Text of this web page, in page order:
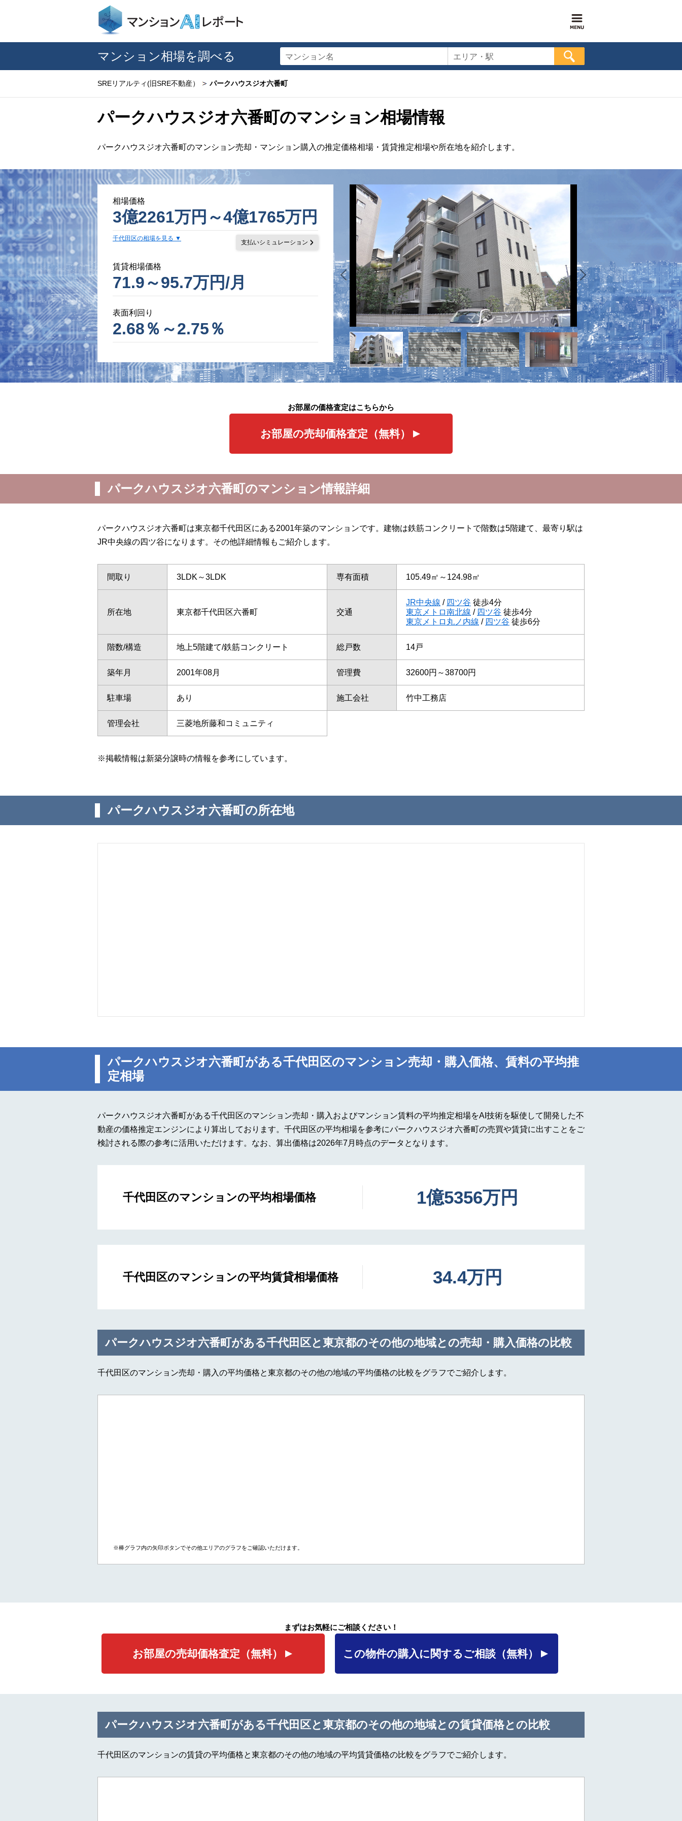
マンション相場を調べる マンション名 エリア・駅
SREリアルティ(旧SRE不動産） パークハウスジオ六番町
パークハウスジオ六番町のマンション相場情報
パークハウスジオ六番町のマンション売却・マンション購入の推定価格相場・賃貸推定相場や所在地を紹介します。
相場価格
3億2261万円～4億1765万円
千代田区の相場を見る
支払いシミュレーション
賃貸相場価格
71.9～95.7万円/月
表面利回り
2.68％～2.75％
お部屋の価格査定はこちらから
お部屋の売却価格査定（無料）
パークハウスジオ六番町のマンション情報詳細
パークハウスジオ六番町は東京都千代田区にある2001年築のマンションです。建物は鉄筋コンクリートで階数は5階建て、最寄り駅は
JR中央線の四ツ谷になります。その他詳細情報もご紹介します。
間取り 3LDK～3LDK 専有面積 105.49㎡～124.98㎡
所在地 東京都千代田区六番町 交通
JR中央線 / 四ツ谷 徒歩4分
東京メトロ南北線 / 四ツ谷 徒歩4分
東京メトロ丸ノ内線 / 四ツ谷 徒歩6分
階数/構造 地上5階建て/鉄筋コンクリート 総戸数 14戸
築年月 2001年08月 管理費 32600円～38700円
駐車場 あり 施工会社 竹中工務店
管理会社 三菱地所藤和コミュニティ
※掲載情報は新築分譲時の情報を参考にしています。
パークハウスジオ六番町の所在地
パークハウスジオ六番町がある千代田区のマンション売却・購入価格、賃料の平均推
定相場
パークハウスジオ六番町がある千代田区のマンション売却・購入およびマンション賃料の平均推定相場をAI技術を駆使して開発した不
動産の価格推定エンジンにより算出しております。千代田区の平均相場を参考にパークハウスジオ六番町の売買や賃貸に出すことをご
検討される際の参考に活用いただけます。なお、算出価格は2026年7月時点のデータとなります。
千代田区のマンションの平均相場価格 1億5356万円
千代田区のマンションの平均賃貸相場価格 34.4万円
パークハウスジオ六番町がある千代田区と東京都のその他の地域との売却・購入価格の比較
千代田区のマンション売却・購入の平均価格と東京都のその他の地域の平均価格の比較をグラフでご紹介します。
※棒グラフ内の矢印ボタンでその他エリアのグラフをご確認いただけます。
まずはお気軽にご相談ください！
お部屋の売却価格査定 （無料） この物件の購入に関するご相談 （無料）
パークハウスジオ六番町がある千代田区と東京都のその他の地域との賃貸価格との比較
千代田区のマンションの賃貸の平均価格と東京都のその他の地域の平均賃貸価格の比較をグラフでご紹介します。